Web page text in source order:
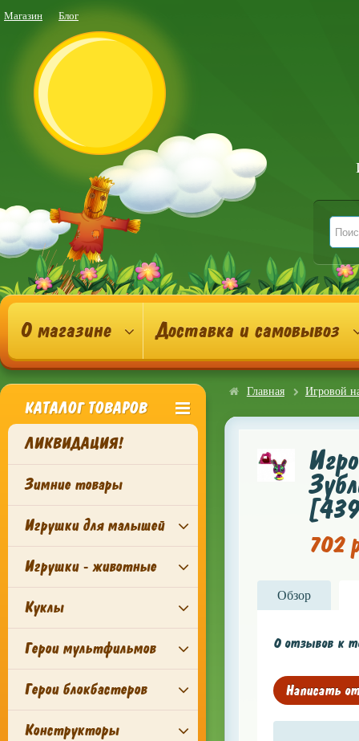
Магазин Блог
О магазине Доставка и самовывоз
КАТАЛОГ ТОВАРОВ
ЛИКВИДАЦИЯ!
Зимние товары
Игрушки для малышей
Игрушки - животные
Куклы
Герои мультфильмов
Герои блокбастеров
Конструкторы
Главная Игровой
702
Обзор
0 отзывов к
Написать